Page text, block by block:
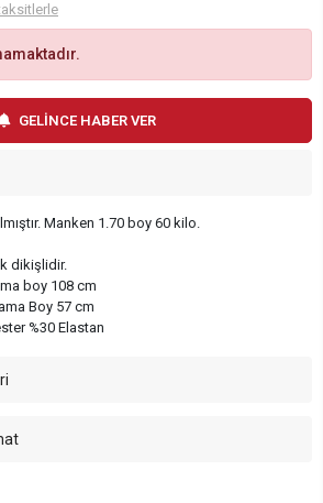
GELİNCE HABER VER
Manken 1.70 boy 60 kilo.
dikişlidir.
boy 108 cm
Boy 57 cm
%30 Elastan